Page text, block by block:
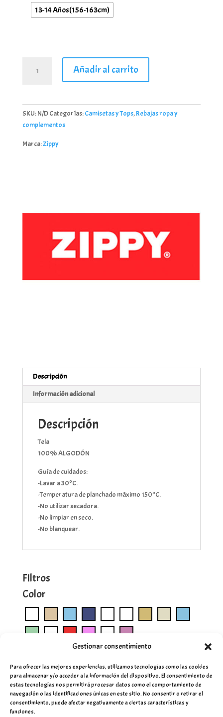
Gestionar consentimiento
Para ofrecer las mejores experiencias, utilizamos tecnologías como las cookies
para almacenar y/o acceder a la información del dispositivo. El consentimiento de
estas tecnologías nos permitirá procesar datos como el comportamiento de
navegación o las identificaciones únicas en este sitio. No consentir o retirar el
consentimiento, puede afectar negativamente a ciertas características y
funciones.
13-14 Años(156-163cm)
Marca
Zippy
_26008
Añadir al carrito
SKU:N/DCategorías:Camisetas y Tops,Rebajas ropa y
complementos
Marca:Zippy
Descripción
Información adicional
Descripción
Tela
100% ALGODÓN
Guía de cuidados:
-Lavar a 30ºC.
-Temperatura de planchado máximo 150ºC.
-No utilizar secadora.
-No limpiar en seco.
-No blanquear.
FIltros
Color